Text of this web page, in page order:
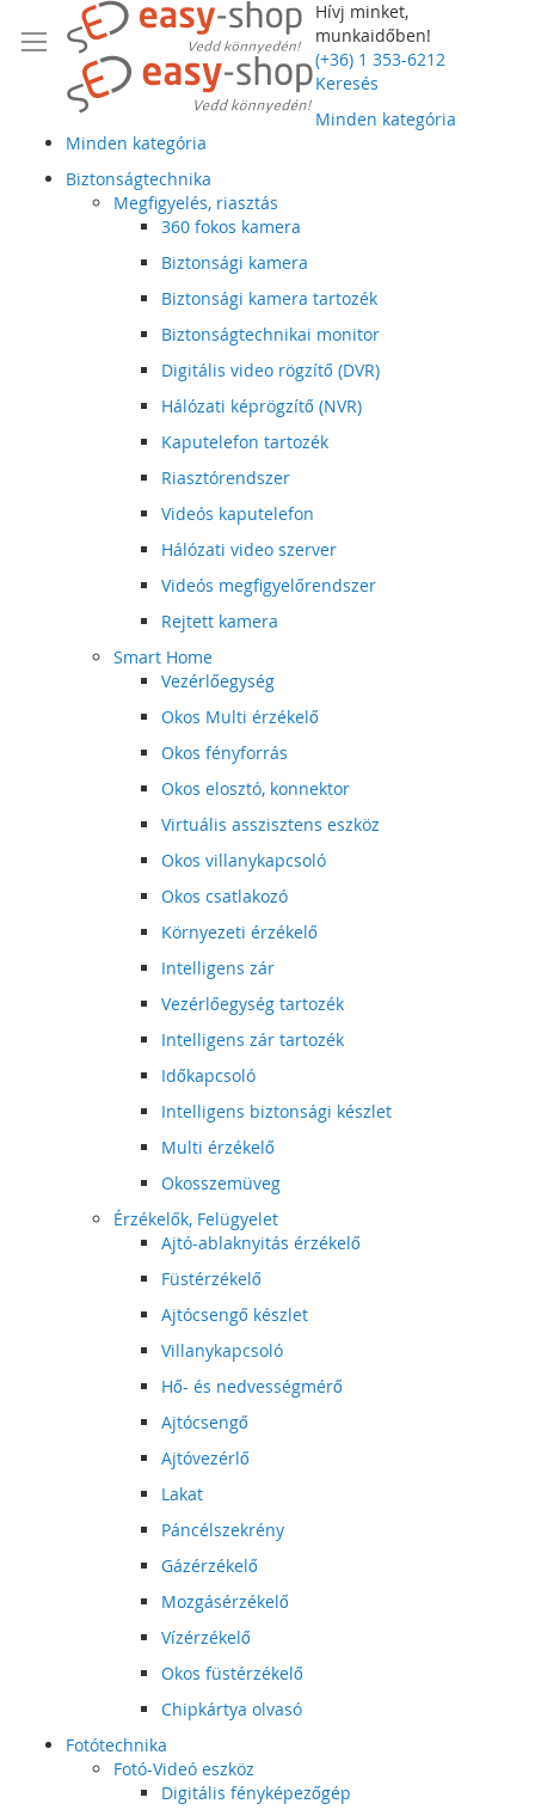
Hívj minket,
munkaidőben!
(+36) 1 353-6212
Keresés
Minden kategória
Minden kategória
Biztonságtechnika
Megfigyelés, riasztás
360 fokos kamera
Biztonsági kamera
Biztonsági kamera tartozék
Biztonságtechnikai monitor
Digitális video rögzítő (DVR)
Hálózati képrögzítő (NVR)
Kaputelefon tartozék
Riasztórendszer
Videós kaputelefon
Hálózati video szerver
Videós megfigyelőrendszer
Rejtett kamera
Smart Home
Vezérlőegység
Okos Multi érzékelő
Okos fényforrás
Okos elosztó, konnektor
Virtuális asszisztens eszköz
Okos villanykapcsoló
Okos csatlakozó
Környezeti érzékelő
Intelligens zár
Vezérlőegység tartozék
Intelligens zár tartozék
Időkapcsoló
Intelligens biztonsági készlet
Multi érzékelő
Okosszemüveg
Érzékelők, Felügyelet
Ajtó-ablaknyitás érzékelő
Füstérzékelő
Ajtócsengő készlet
Villanykapcsoló
Hő- és nedvességmérő
Ajtócsengő
Ajtóvezérlő
Lakat
Páncélszekrény
Gázérzékelő
Mozgásérzékelő
Vízérzékelő
Okos füstérzékelő
Chipkártya olvasó
Fotótechnika
Fotó-Videó eszköz
Digitális fényképezőgép